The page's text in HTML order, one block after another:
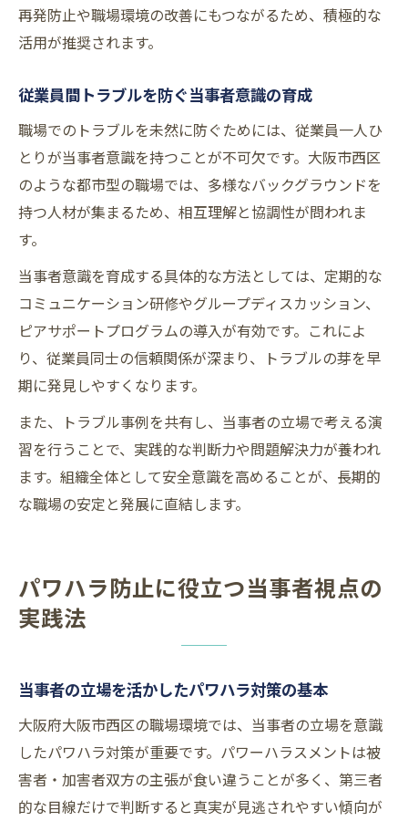
再発防止や職場環境の改善にもつながるため、積極的な
活用が推奨されます。
従業員間トラブルを防ぐ当事者意識の育成
職場でのトラブルを未然に防ぐためには、従業員一人ひ
とりが当事者意識を持つことが不可欠です。大阪市西区
のような都市型の職場では、多様なバックグラウンドを
持つ人材が集まるため、相互理解と協調性が問われま
す。
当事者意識を育成する具体的な方法としては、定期的な
コミュニケーション研修やグループディスカッション、
ピアサポートプログラムの導入が有効です。これによ
り、従業員同士の信頼関係が深まり、トラブルの芽を早
期に発見しやすくなります。
また、トラブル事例を共有し、当事者の立場で考える演
習を行うことで、実践的な判断力や問題解決力が養われ
ます。組織全体として安全意識を高めることが、長期的
な職場の安定と発展に直結します。
パワハラ防止に役立つ当事者視点の
実践法
当事者の立場を活かしたパワハラ対策の基本
大阪府大阪市西区の職場環境では、当事者の立場を意識
したパワハラ対策が重要です。パワーハラスメントは被
害者・加害者双方の主張が食い違うことが多く、第三者
的な目線だけで判断すると真実が見逃されやすい傾向が